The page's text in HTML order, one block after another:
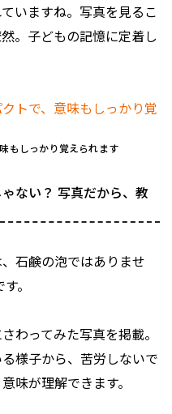
いますね。写真を見るこ
。子どもの記憶に定着し
もしっかり覚えられます
ない？ 写真だから、教
石鹸の泡ではありませ
。
わってみた写真を掲載。
様子から、苦労しないで
味が理解できます。